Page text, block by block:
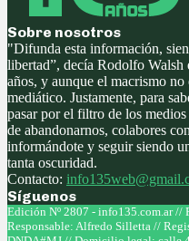
Sobre nosotros
"Difunda esta información,
libertad”, decía Rodolfo Walsh
años, y aunque el macrismo
mediático. Justamente, para
pasar por el filtro de los
de abandonarnos, colabores
informándote y seguir siendo
tanta oscuridad.
Contacto:
Síguenos
Facebook
Twitter
Instagram
Youtube
Edición Nº 2807 - info135.com.ar
Responsable: Alfredo Silletta //